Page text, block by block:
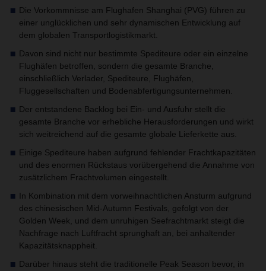
Die Vorkommnisse am Flughafen Shanghai (PVG) führen zu
einer unglücklichen und sehr dynamischen Entwicklung auf
dem globalen Transportlogistikmarkt.
Davon sind nicht nur bestimmte Spediteure oder ein einzelne
Flughäfen betroffen, sondern die gesamte Branche,
einschließlich Verlader, Spediteure, Flughäfen,
Fluggesellschaften und Bodenabfertigungsunternehmen.
Der entstandene Backlog bei Ein- und Ausfuhr stellt die
gesamte Branche vor erhebliche Herausforderungen und wirkt
sich weitreichend auf die gesamte globale Lieferkette aus.
Einige Spediteure haben aufgrund fehlender Frachtkapazitäten
und des enormen Rückstaus vorübergehend die Annahme von
zusätzlichem Frachtvolumen eingestellt.
In Kombination mit dem vorweihnachtlichen Ansturm aufgrund
des chinesischen Mid-Autumn Festivals, gefolgt von der
Golden Week, und dem unruhigen Seefrachtmarkt steigt die
Nachfrage nach Luftfracht sprunghaft an, bei anhaltender
Kapazitätsknappheit.
Darüber hinaus steht die traditionelle Peak Season bevor, in